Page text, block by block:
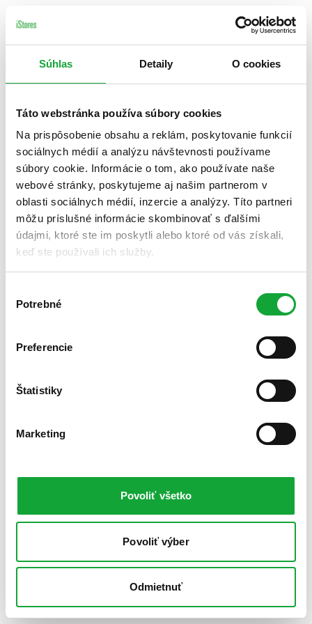
Súhlas Detaily O cookies
Táto webstránka používa súbory cookies
Na prispôsobenie obsahu a reklám, poskytovanie funkcií
sociálnych médií a analýzu návštevnosti používame
súbory cookie. Informácie o tom, ako používate naše
webové stránky, poskytujeme aj našim partnerom v
oblasti sociálnych médií, inzercie a analýzy. Títo partneri
môžu príslušné informácie skombinovať s ďalšími
údajmi, ktoré ste im poskytli alebo ktoré od vás získali,
keď ste používali ich služby.
súhlasu
Potrebné
Preferencie
Štatistiky
Marketing
Povoliť všetko
Povoliť výber
Odmietnuť